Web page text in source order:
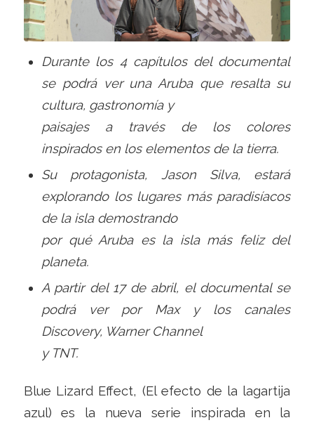
Durante los 4 capítulos del documental
se podrá ver una Aruba que resalta su
cultura, gastronomía y
paisajes a través de los colores
inspirados en los elementos de la tierra.
Su protagonista, Jason Silva, estará
explorando los lugares más paradisíacos
de la isla demostrando
por qué Aruba es la isla más feliz del
planeta.
A partir del 17 de abril, el documental se
podrá ver por Max y los canales
Discovery, Warner Channel
y TNT.
Blue Lizard Effect, (El efecto de la lagartija
azul) es la nueva serie inspirada en la